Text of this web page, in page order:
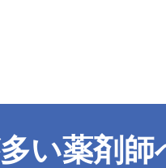
い薬剤師